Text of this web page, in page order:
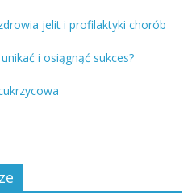
jelit i profilaktyki chorób
i osiągnąć sukces?